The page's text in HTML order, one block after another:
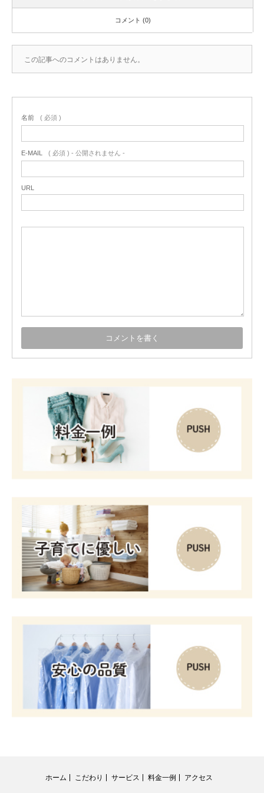
コメント (0)
この記事へのコメントはありません。
名前 ( 必須 )
E-MAIL ( 必須 ) - 公開されません -
URL
ホーム こだわり サービス 料金一例 アクセス